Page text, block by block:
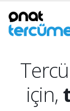
için,